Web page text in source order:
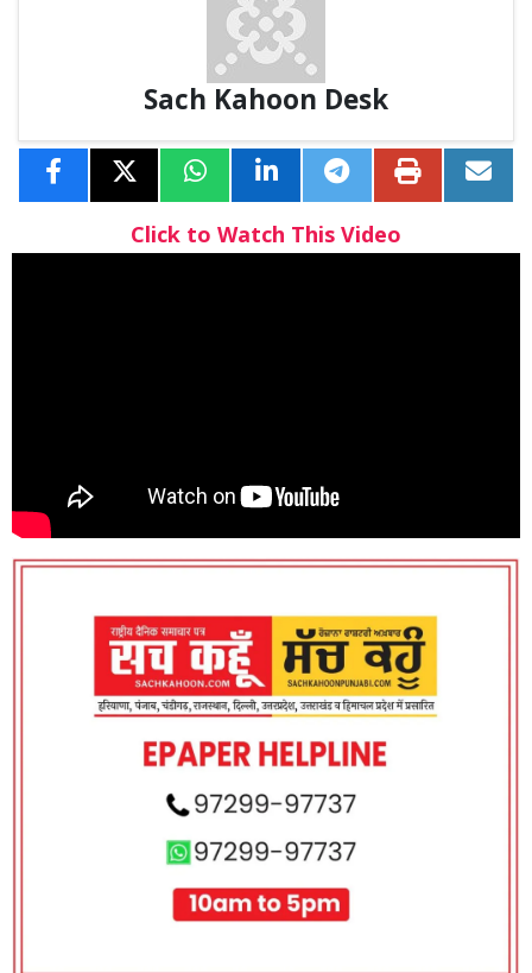
Sach Kahoon Desk
Click to Watch This Video